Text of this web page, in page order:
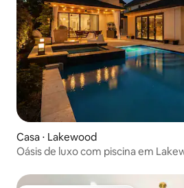
Casa ⋅ Lakewood
Oásis de luxo com piscina em